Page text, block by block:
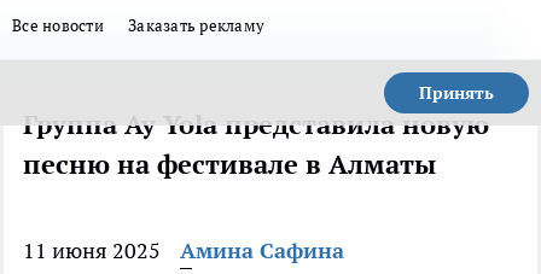
Все новости Заказать рекламу
Принять
Группа Ay Yola представила новую
песню на фестивале в Алматы
11 июня 2025 Амина Сафина